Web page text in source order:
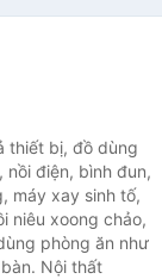
thiết bị, đồ dùng
điện, bình đun,
máy xay sinh tố,
niêu xoong chảo,
phòng ăn như
Nội thất